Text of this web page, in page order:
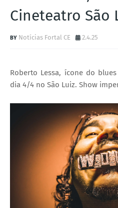
Cineteatro São
Notícias Fortal CE 2.4.25
Roberto Lessa, ícone do
dia 4/4 no São Luiz. Show